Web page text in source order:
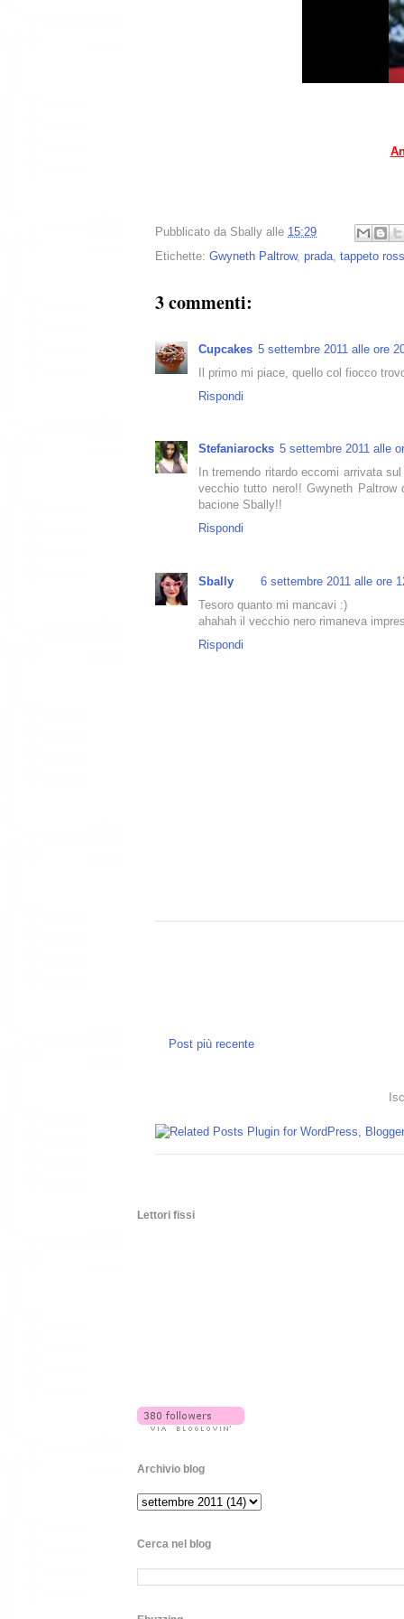
Pubblicato da Sbally alle 15:29
Etichette: Gwyneth Paltrow, prada tappeto
3 commenti:
Cupcakes 5 settembre 2011 alle ore
Il primo mi piace, quello col fiocco
Rispondi
Stefaniarocks 5 settembre 2011 alle
In tremendo ritardo eccomi arrivata
vecchio tutto nero!! Gwyneth Paltrow
bacione Sbally!!
Rispondi
Sbally
6 settembre 2011 alle ore
Tesoro quanto mi mancavi :)
ahahah il vecchio nero rimaneva
Rispondi
Post più recente
Lettori fissi
Archivio blog
Cerca nel blog